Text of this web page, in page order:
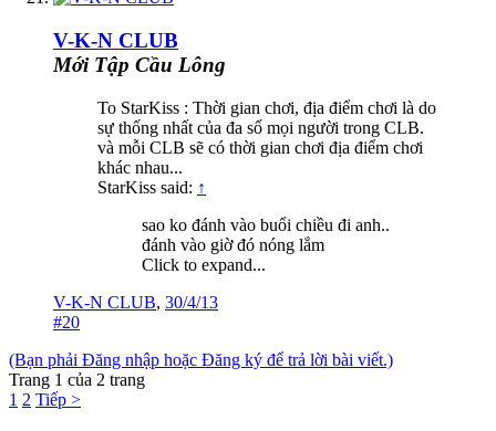
V-K-N CLUB
Mới Tập Cầu Lông
To StarKiss : Thời gian chơi, địa điểm chơi là do
sự thống nhất của đa số mọi người trong CLB.
và mỗi CLB sẽ có thời gian chơi địa điểm chơi
khác nhau...
StarKiss said: ↑
sao ko đánh vào buổi chiều đi anh..
đánh vào giờ đó nóng lắm
Click to expand...
V-K-N CLUB, 30/4/13
#20
(Bạn phải Đăng nhập hoặc Đăng ký để trả lời bài viết.)
Trang 1 của 2 trang
1 2 Tiếp >